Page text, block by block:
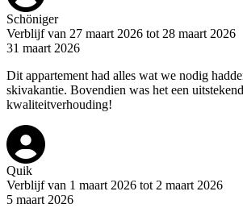
Schöniger
Verblijf van 27 maart 2026 tot 28 maart 2026
31 maart 2026
Dit appartement had alles wat we nodig
skivakantie. Bovendien was het een
kwaliteitverhouding!
Quik
Verblijf van 1 maart 2026 tot 2 maart 2026
5 maart 2026